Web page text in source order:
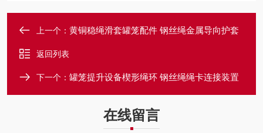
上一个： 黄铜稳绳滑套罐笼配件 钢丝绳金属导向护套
返回列表
下一个： 罐笼提升设备楔形绳环 钢丝绳绳卡连接装置
在线留言